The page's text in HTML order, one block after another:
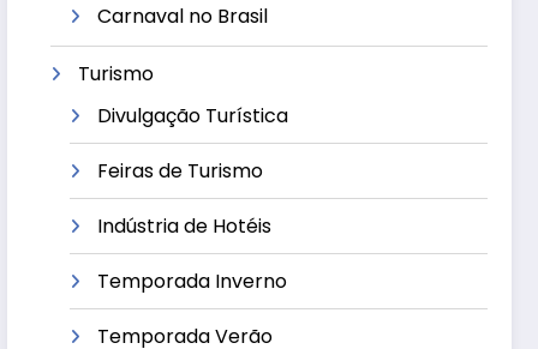
Carnaval no Brasil
Turismo
Divulgação Turística
Feiras de Turismo
Indústria de Hotéis
Temporada Inverno
Temporada Verão